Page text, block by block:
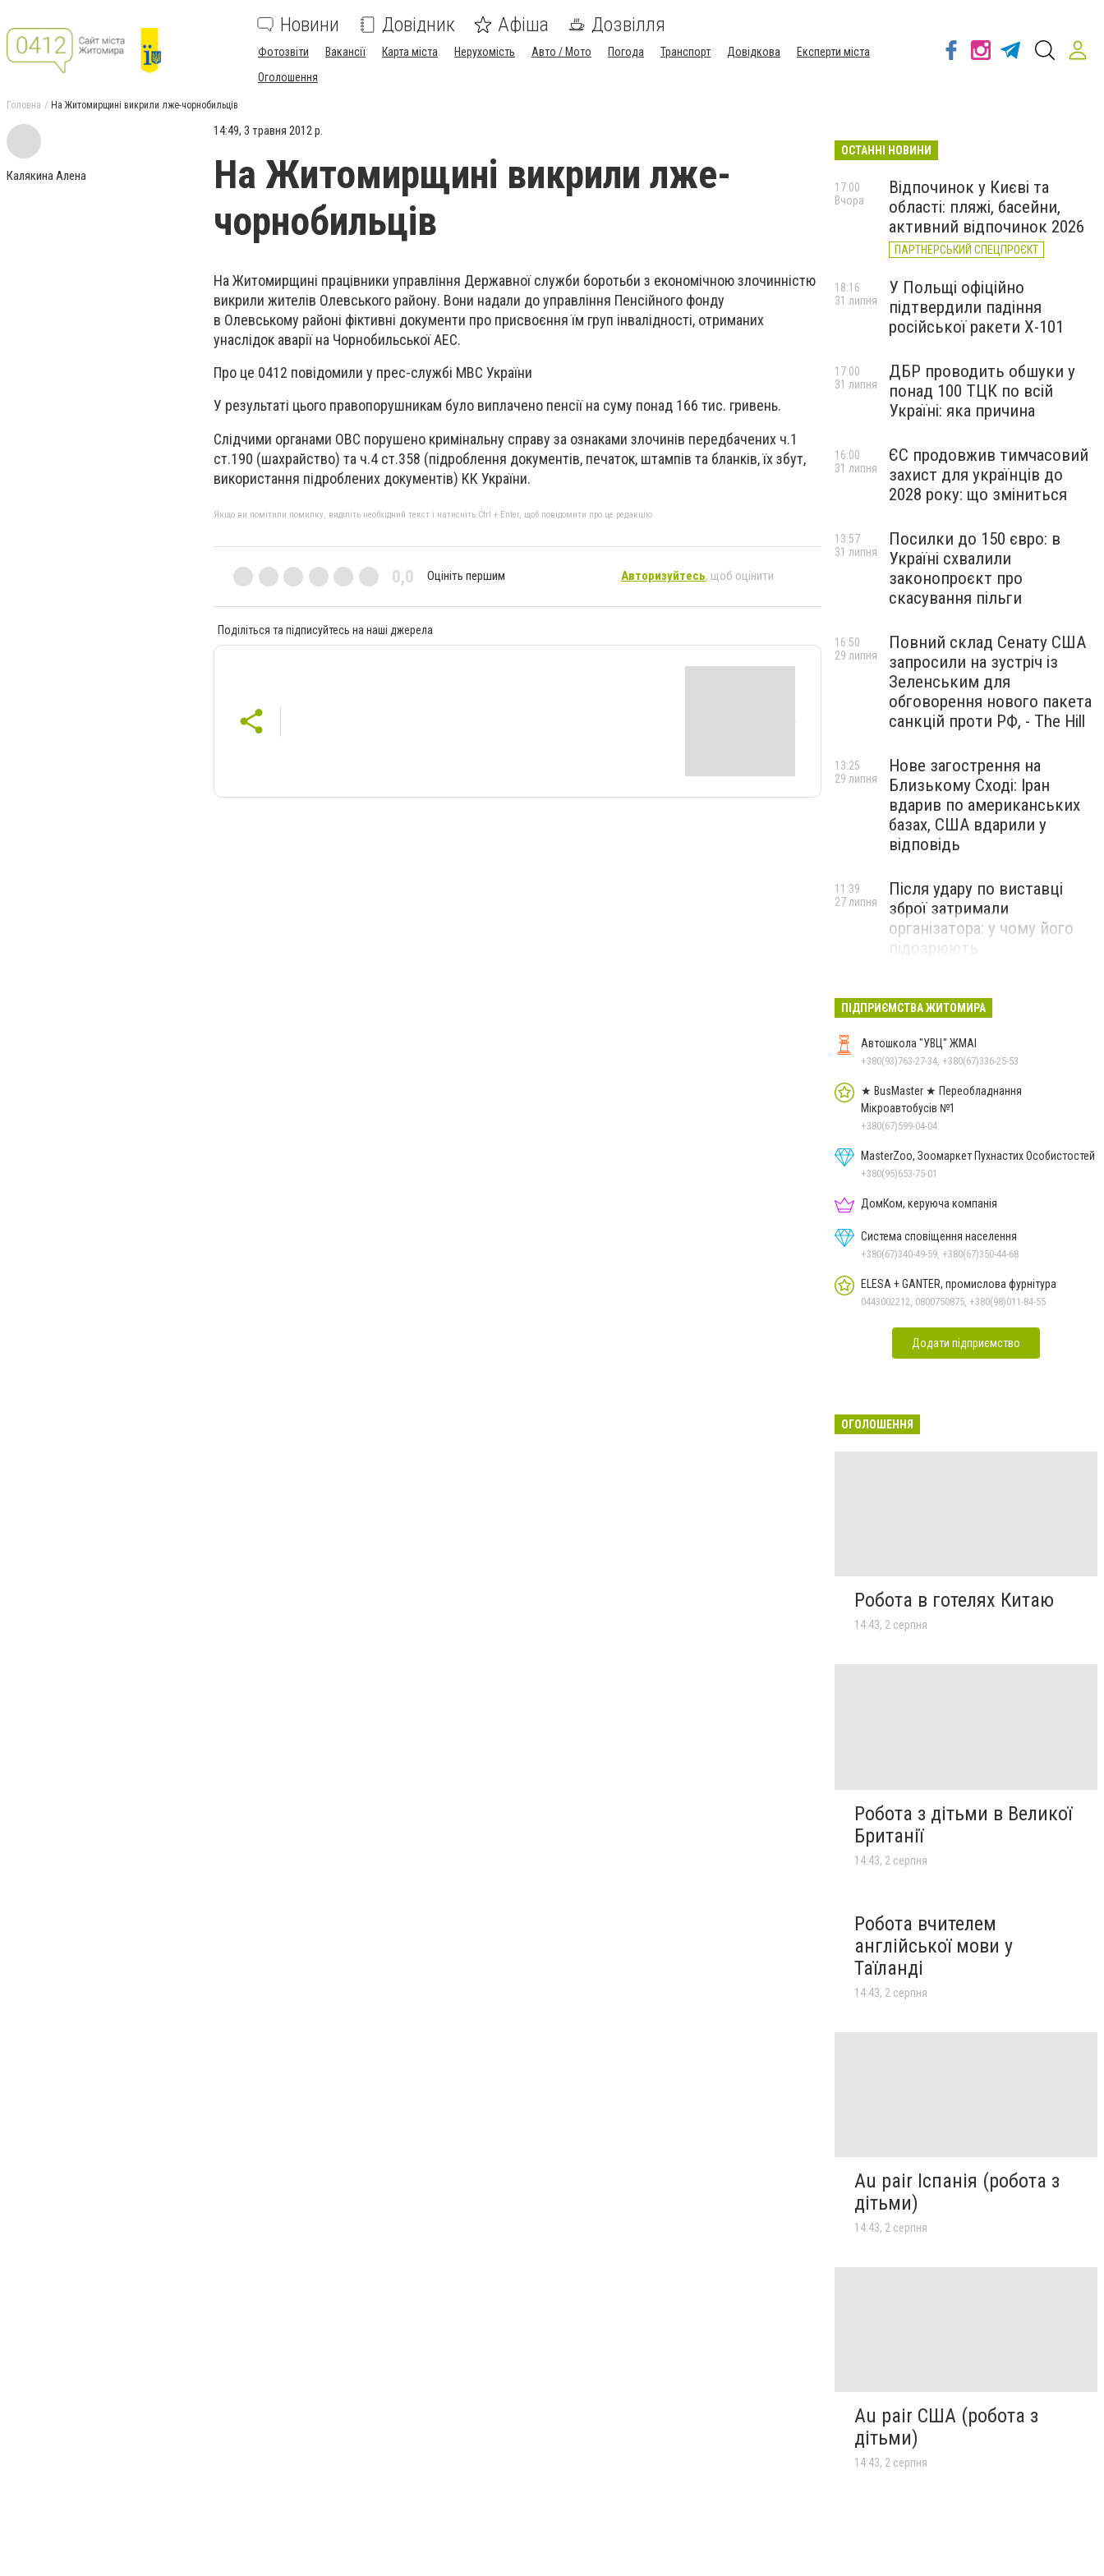
Новини Довідник Афіша Дозвілля
Фотозвіти Вакансії Карта міста Нерухомість Авто / Мото Погода Транспорт Довідкова
Експерти міста
Оголошення
Головна На Житомирщині викрили лже-чорнобильців
Калякина Алена
14:49, 3 травня 2012 р.
На Житомирщині викрили лже-
чорнобильців
На Житомирщині працівники управління Державної служби боротьби з економічною злочинністю
викрили жителів Олевського району. Вони надали до управління Пенсійного фонду
в Олевському районі фіктивні документи про присвоєння їм груп інвалідності, отриманих
унаслідок аварії на Чорнобильської АЕС.
Про це 0412 повідомили у прес-службі МВС України
У результаті цього правопорушникам було виплачено пенсії на суму понад 166 тис. гривень.
Слідчими органами ОВС порушено кримінальну справу за ознаками злочинів передбачених ч.1
ст.190 (шахрайство) та ч.4 ст.358 (підроблення документів, печаток, штампів та бланків, їх збут,
використання підроблених документів) КК України.
Якщо ви помітили помилку, виділіть необхідний текст і натисніть Ctrl + Enter, щоб повідомити про це редакцію
0,0 Оцініть першим Авторизуйтесь, щоб оцінити
Поділіться та підписуйтесь на наші джерела
ОСТАННІ НОВИНИ
Відпочинок у Києві та
області: пляжі, басейни,
активний відпочинок 2026
ПАРТНЕРСЬКИЙ СПЕЦПРОЄКТ
17:00
Вчора
У Польщі офіційно
підтвердили падіння
російської ракети Х-101
18:16
31 липня
ДБР проводить обшуки у
понад 100 ТЦК по всій
Україні: яка причина
17:00
31 липня
ЄС продовжив тимчасовий
захист для українців до
2028 року: що зміниться
16:00
31 липня
Посилки до 150 євро: в
Україні схвалили
законопроєкт про
скасування пільги
13:57
31 липня
Повний склад Сенату США
запросили на зустріч із
Зеленським для
обговорення нового пакета
санкцій проти РФ, - The Hill
16:50
29 липня
Нове загострення на
Близькому Сході: Іран
вдарив по американських
базах, США вдарили у
відповідь
13:25
29 липня
Після удару по виставці
зброї затримали
організатора: у чому його
підозрюють
11:39
27 липня
ПІДПРИЄМСТВА ЖИТОМИРА
Автошкола "УВЦ" ЖМАІ
+380(93)763-27-34, +380(67)336-25-53
★ BusMaster ★ Переобладнання
Мікроавтобусів №1
+380(67)599-04-04
MasterZoo, Зоомаркет Пухнастих Особистостей
+380(95)653-75-01
ДомКом, керуюча компанія
Система сповіщення населення
+380(67)340-49-59, +380(67)350-44-68
ELESA + GANTER, промислова фурнітура
0443002212, 0800750875, +380(98)011-84-55
Додати підприємство
ОГОЛОШЕННЯ
Робота в готелях Китаю
14:43, 2 серпня
Робота з дітьми в Великої
Британії
14:43, 2 серпня
Робота вчителем
англійської мови у
Таїланді
14:43, 2 серпня
Au pair Іспанія (робота з
дітьми)
14:43, 2 серпня
Au pair США (робота з
дітьми)
14:43, 2 серпня